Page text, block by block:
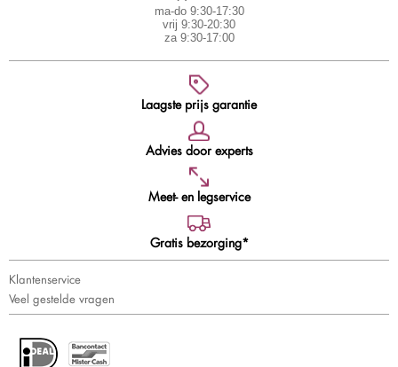
ma-do 9:30-17:30
vrij 9:30-20:30
za 9:30-17:00
Laagste prijs garantie
Advies door experts
Meet- en legservice
Gratis bezorging*
Klantenservice
Veel gestelde vragen